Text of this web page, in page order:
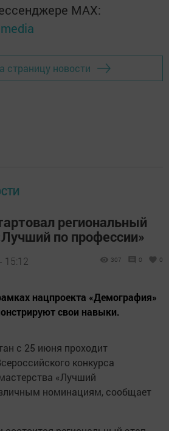
MАХ:
страницу новости
региональный
по профессии»
15:12 307 0 0
нацпроекта «Демография»
свои навыки.
с 25 июня проходит
конкурса
«Лучший
номинациям, сообщает